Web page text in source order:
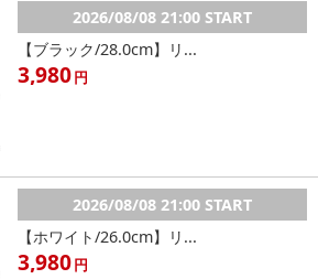
2026/08/08 21:00 START
【ブラック/28.0cm】リ...
3,980円
2026/08/08 21:00 START
【ホワイト/26.0cm】リ...
3,980円